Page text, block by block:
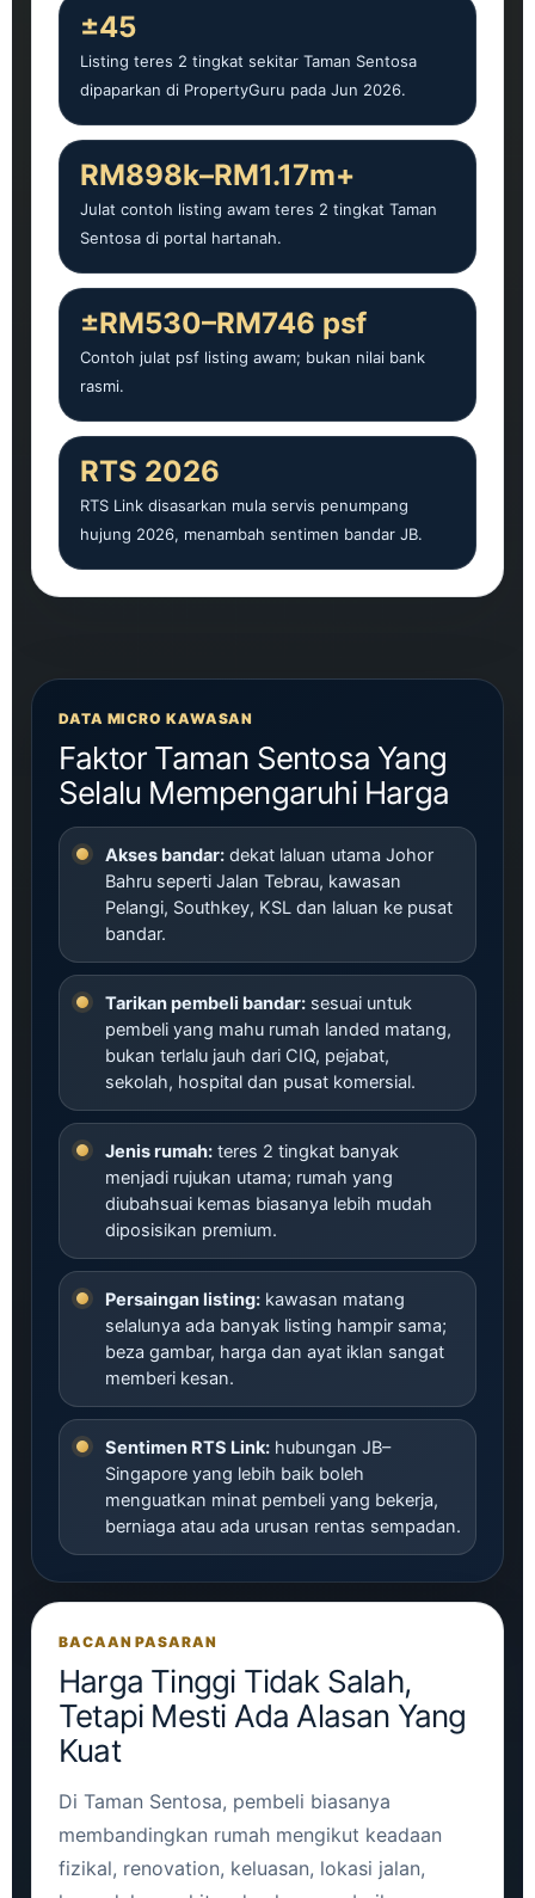
±45
Listing teres 2 tingkat sekitar Taman Sentosa
dipaparkan di PropertyGuru pada Jun 2026.
RM898k–RM1.17m+
Julat contoh listing awam teres 2 tingkat Taman
Sentosa di portal hartanah.
±RM530–RM746 psf
Contoh julat psf listing awam; bukan nilai bank
rasmi.
RTS 2026
RTS Link disasarkan mula servis penumpang
hujung 2026, menambah sentimen bandar JB.
DATA MICRO KAWASAN
Faktor Taman Sentosa Yang
Selalu Mempengaruhi Harga
Akses bandar: dekat laluan utama Johor
Bahru seperti Jalan Tebrau, kawasan
Pelangi, Southkey, KSL dan laluan ke pusat
bandar.
Tarikan pembeli bandar: sesuai untuk
pembeli yang mahu rumah landed matang,
bukan terlalu jauh dari CIQ, pejabat,
sekolah, hospital dan pusat komersial.
Jenis rumah: teres 2 tingkat banyak
menjadi rujukan utama; rumah yang
diubahsuai kemas biasanya lebih mudah
diposisikan premium.
Persaingan listing: kawasan matang
selalunya ada banyak listing hampir sama;
beza gambar, harga dan ayat iklan sangat
memberi kesan.
Sentimen RTS Link: hubungan JB–
Singapore yang lebih baik boleh
menguatkan minat pembeli yang bekerja,
berniaga atau ada urusan rentas sempadan.
BACAAN PASARAN
Harga Tinggi Tidak Salah,
Tetapi Mesti Ada Alasan Yang
Kuat
Di Taman Sentosa, pembeli biasanya
membandingkan rumah mengikut keadaan
fizikal, renovation, keluasan, lokasi jalan,